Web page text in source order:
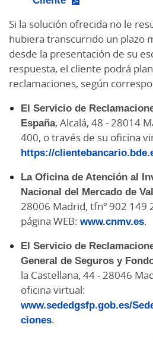
Si la solución ofrecida no le
hubiera transcurrido un plazo
desde la presentación de su
respuesta, el cliente podrá
reclamaciones, según
El Servicio de
España, Alcalá, 48 - 28014
400, o través de su oficina
https://
La Oficina de Atención al
Nacional del Mercado de
28006 Madrid, tfnº 902 149
página WEB: www.cnmv.es.
El Servicio de
General de Seguros y
la Castellana, 44 - 28046
oficina virtual:
www.sededgsfp.gob.es/
ciones.